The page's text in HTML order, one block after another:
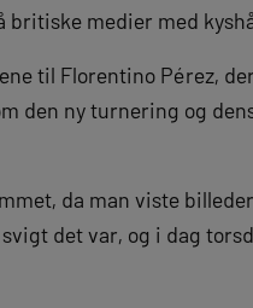
britiske medier med
til Florentino Pérez,
den ny turnering og
da man viste
det var, og i dag